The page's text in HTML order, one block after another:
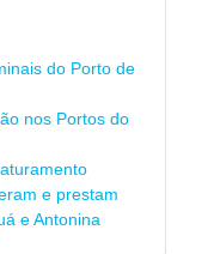
do Porto de
nos Portos do
e prestam
e Antonina